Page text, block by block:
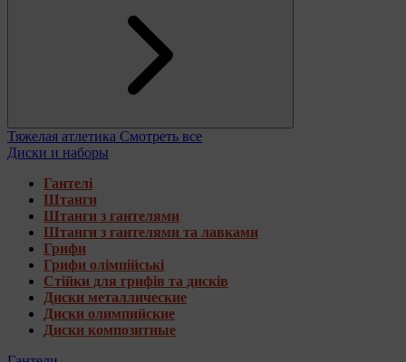
Тяжелая атлетика Смотреть все
Диски и наборы
Гантелі
Штанги
Штанги з гантелями
Штанги з гантелями та лавками
Грифи
Грифи олімпійські
Стійки для грифів та дисків
Диски металлические
Диски олимпийские
Диски композитные